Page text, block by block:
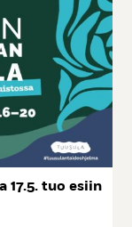
17.5. tuo esiin